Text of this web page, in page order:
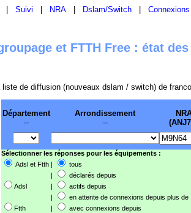
Suivi NRA Dslam/Switch Connexions
et FTTH Free : état
liste de diffusion (nouveaux dslam / switch) de
Département
--
Arrondissement
--
Sélectionner les réponses pour les équipements :
Adsl et Ftth |
tous
|
déclarés depuis
Adsl |
actifs depuis
|
en attente de connexions depuis plus de
Ftth
|
avec connexions depuis